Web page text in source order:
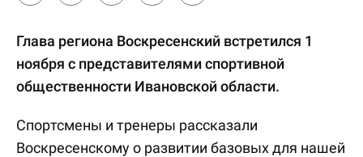
Глава региона Воскресенский встретился 1
ноября с представителями спортивной
общественности Ивановской области.
Спортсмены и тренеры рассказали
Воскресенскому о развитии базовых для нашей